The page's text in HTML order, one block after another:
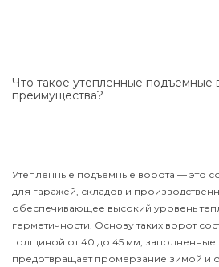
Что такое утепленные подъемные
преимущества?
Утепленные подъемные ворота — это
для гаражей, складов и
обеспечивающее высокий уровень
герметичности. Основу таких ворот
толщиной от 40 до 45 мм,
предотвращает промерзание зимой и